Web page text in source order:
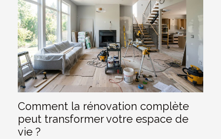
Comment la rénovation complète
peut transformer votre espace de
vie ?